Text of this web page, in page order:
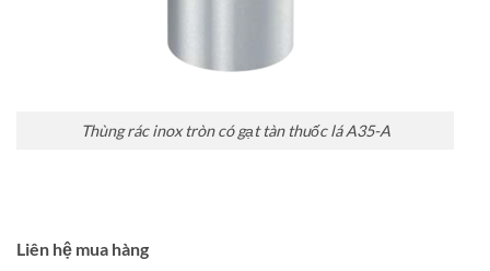
Thùng rác inox tròn có gạt tàn thuốc lá A35-A
Liên hệ mua hàng